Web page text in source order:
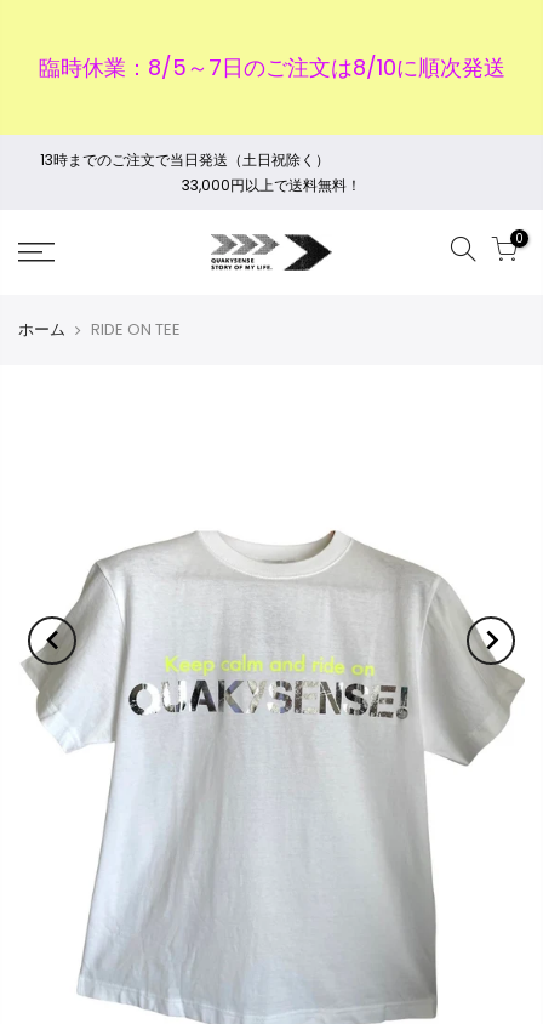
臨時休業：8/5～7日のご注文は8/10に順次発送
13時までのご注文で当日発送（土日祝除く）
33,000円以上で送料無料！
0
ホーム RIDE ON TEE